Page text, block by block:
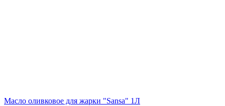
Масло оливковое для жарки "Sansa" 1Л